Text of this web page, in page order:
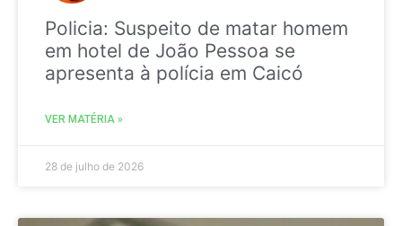
Policia: Suspeito de matar homem
em hotel de João Pessoa se
apresenta à polícia em Caicó
VER MATÉRIA »
28 de julho de 2026